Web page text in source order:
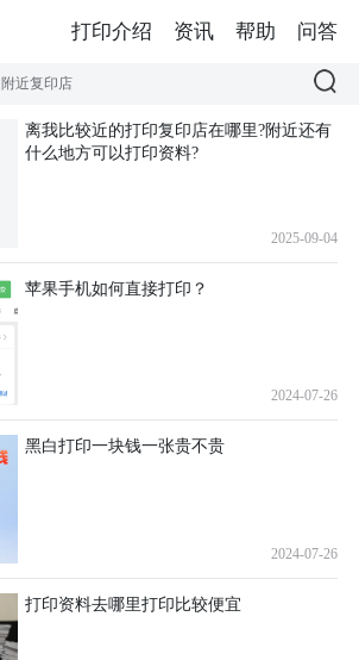
附近复印店
离我比较近的打印复印店在哪里?附近还有
什么地方可以打印资料?
2025-09-04
苹果手机如何直接打印？
2024-07-26
黑白打印一块钱一张贵不贵
2024-07-26
打印资料去哪里打印比较便宜
打印介绍 资讯 帮助 问答